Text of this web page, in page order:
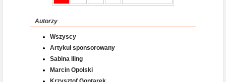
Autorzy
Wszyscy
Artykuł sponsorowany
Sabina Iling
Marcin Opolski